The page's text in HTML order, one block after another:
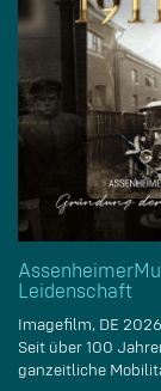
Leidenschaft
Imagefilm, DE 2026
Seit über 100
ganzeitliche